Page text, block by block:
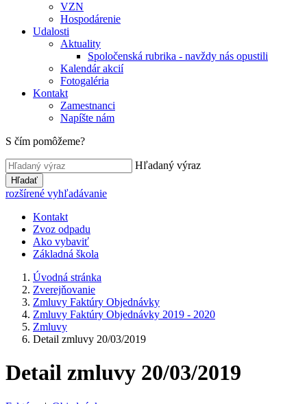
VZN
Hospodárenie
Udalosti
Aktuality
Spoločenská rubrika - navždy nás opustili
Kalendár akcií
Fotogaléria
Kontakt
Zamestnanci
Napíšte nám
S čím pomôžeme?
Hľadaný výraz
Hľadať
rozšírené vyhľadávanie
Kontakt
Zvoz odpadu
Ako vybaviť
Základná škola
Úvodná stránka
Zverejňovanie
Zmluvy Faktúry Objednávky
Zmluvy Faktúry Objednávky 2019 - 2020
Zmluvy
Detail zmluvy 20/03/2019
Detail zmluvy 20/03/2019